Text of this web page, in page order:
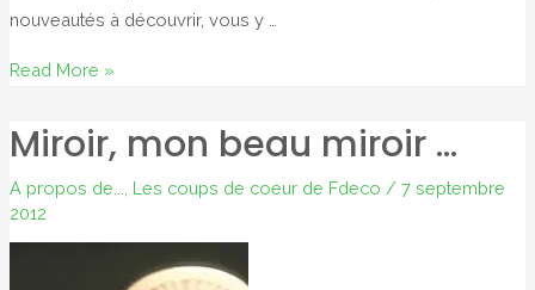
nouveautés à découvrir, vous y …
Les
à
Read More »
Miroir, mon beau miroir …
A propos de... Les coups de coeur de Fdeco / 7 septembre
2012